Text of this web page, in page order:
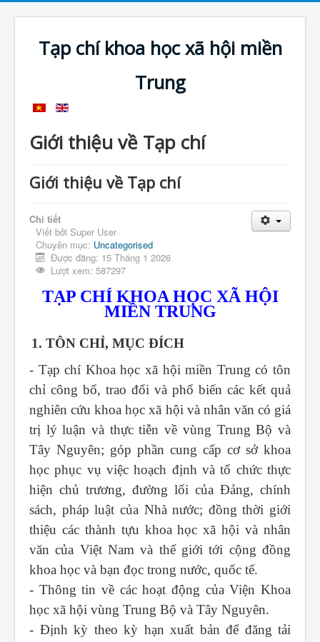
Tạp chí khoa học xã hội miền
Trung
Giới thiệu về Tạp chí
Giới thiệu về Tạp chí
Chi tiết
Viết bởi Super User
Chuyên mục: Uncategorised
Được đăng: 15 Tháng 1 2026
Lượt xem: 587297
TẠP CHÍ KHOA HỌC XÃ HỘI
MIỀN TRUNG
1. TÔN CHỈ, MỤC ĐÍCH
- Tạp chí Khoa học xã hội miền Trung có tôn
chỉ công bố, trao đổi và phổ biến các kết quả
nghiên cứu khoa học xã hội và nhân văn có giá
trị lý luận và thực tiễn về vùng Trung Bộ và
Tây Nguyên; góp phần cung cấp cơ sở khoa
học phục vụ việc hoạch định và tổ chức thực
hiện chủ trương, đường lối của Đảng, chính
sách, pháp luật của Nhà nước; đồng thời giới
thiệu các thành tựu khoa học xã hội và nhân
văn của Việt Nam và thế giới tới cộng đồng
khoa học và bạn đọc trong nước, quốc tế.
- Thông tin về các hoạt động của Viện Khoa
học xã hội vùng Trung Bộ và Tây Nguyên.
- Định kỳ theo kỳ hạn xuất bản để đăng tải